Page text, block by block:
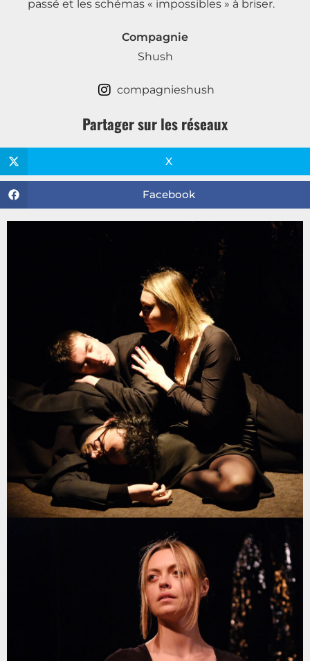
passé et les schémas « impossibles » à briser.
Compagnie
Shush
compagnieshush
Partager sur les réseaux
X
Facebook